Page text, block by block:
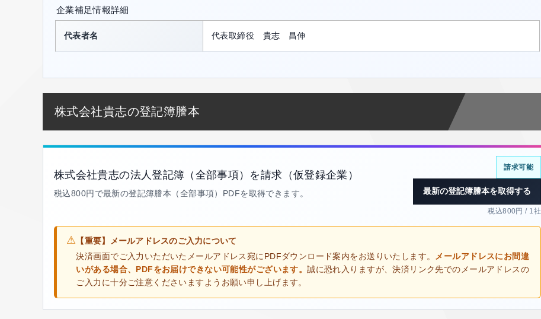
企業補足情報詳細
代表者名 代表取締役 貴志 昌伸
株式会社貴志の登記簿謄本
株式会社貴志の法人登記簿（全部事項）を請求（仮登録企業）
税込800円で最新の登記簿謄本（全部事項）PDFを取得できます。
請求可能
最新の登記簿謄本を取得する
税込800円 / 1社
⚠ 【重要】メールアドレスのご入力について
決済画面でご入力いただいたメールアドレス宛にPDFダウンロード案内をお送りいたします。 メールアドレスにお間違
いがある場合、PDFをお届けできない可能性がございます。誠に恐れ入りますが、決済リンク先でのメールアドレスの
ご入力に十分ご注意くださいますようお願い申し上げます。